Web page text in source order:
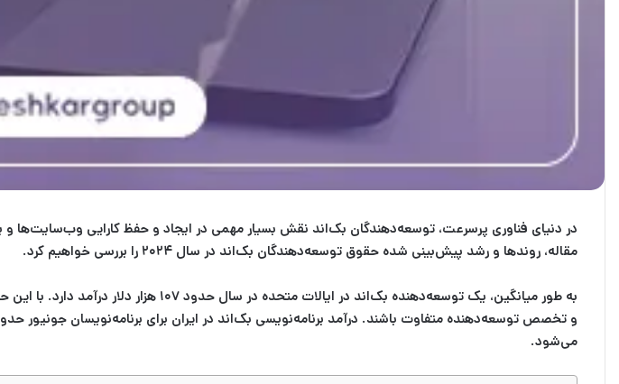
در دنیای فناوری پرسرعت، توسعه‌دهندگان بک‌اند نقش بسیار مهمی در ایجاد و حفظ کارایی وب‌سایت‌ها و
مقاله، روندها و رشد پیش‌بینی شده حقوق توسعه‌دهندگان بک‌اند در سال ۲۰۲۴ را بررسی خواهیم کرد.
به طور میانگین، یک توسعه‌دهنده بک‌اند در
و تخصص توسعه‌دهنده متفاوت باشند.
می‌شود.